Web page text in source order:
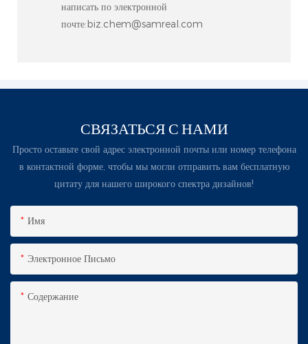
написать по электронной
почте:biz.chem@samreal.com
СВЯЗАТЬСЯ С НАМИ
Просто оставьте свой адрес электронной почты или номер телефона
в контактной форме, чтобы мы могли отправить вам бесплатную
цитату для нашего широкого спектра дизайнов!
Имя
Электронное Письмо
Содержание